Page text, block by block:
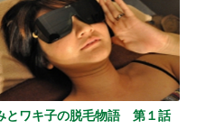
とワキ子の脱毛物語 第１話